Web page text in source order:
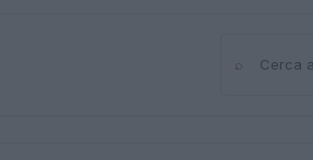
Cerca